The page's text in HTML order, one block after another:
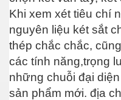
Khi xem xét tiêu chí
nguyên liệu két sắt
thép chắc chắc,
các tính năng,trọng
những chuỗi đại
sản phẩm mới. địa